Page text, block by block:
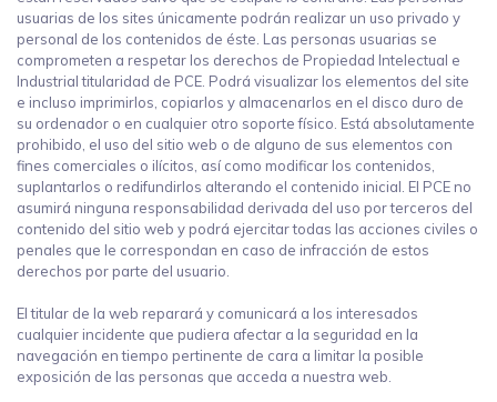
usuarias de los sites únicamente podrán realizar un uso privado y
personal de los contenidos de éste. Las personas usuarias se
comprometen a respetar los derechos de Propiedad Intelectual e
Industrial titularidad de PCE. Podrá visualizar los elementos del site
e incluso imprimirlos, copiarlos y almacenarlos en el disco duro de
su ordenador o en cualquier otro soporte físico. Está absolutamente
prohibido, el uso del sitio web o de alguno de sus elementos con
fines comerciales o ilícitos, así como modificar los contenidos,
suplantarlos o redifundirlos alterando el contenido inicial. El PCE no
asumirá ninguna responsabilidad derivada del uso por terceros del
contenido del sitio web y podrá ejercitar todas las acciones civiles o
penales que le correspondan en caso de infracción de estos
derechos por parte del usuario.
El titular de la web reparará y comunicará a los interesados
cualquier incidente que pudiera afectar a la seguridad en la
navegación en tiempo pertinente de cara a limitar la posible
exposición de las personas que acceda a nuestra web.